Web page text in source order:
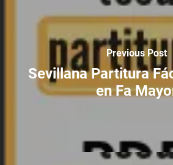
Previous Post
Sevillana Partitura
en Fa